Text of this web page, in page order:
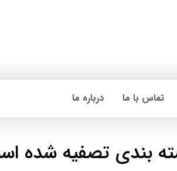
تماس با ما درباره ما
بندی تصفیه شده